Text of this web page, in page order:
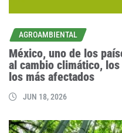
AGROAMBIENTAL
México, uno de los
al cambio climático,
los más afectados
JUN 18, 2026